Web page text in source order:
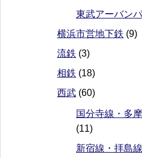
東武アーバン
横浜市営地下鉄 (9)
流鉄 (3)
相鉄 (18)
西武 (60)
国分寺線・多
(11)
新宿線・拝島線